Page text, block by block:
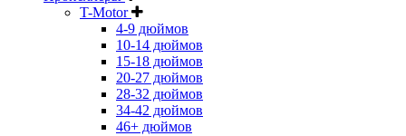
T-Motor
4-9 дюймов
10-14 дюймов
15-18 дюймов
20-27 дюймов
28-32 дюймов
34-42 дюймов
46+ дюймов